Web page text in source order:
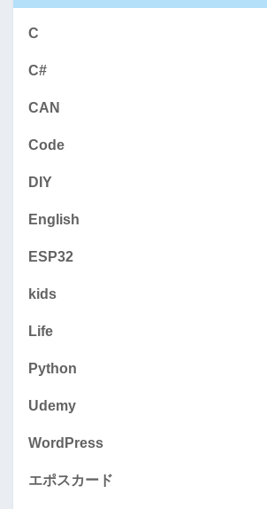
C
C#
CAN
Code
DIY
English
ESP32
kids
Life
Python
Udemy
WordPress
エポスカード